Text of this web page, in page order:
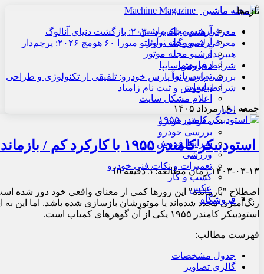
آرشیو مجله ماشین
آرشیو مجله نوآور
آرشیو مجله موتور
درباره ما
تماس با ما
تبلیغات
اعلام مشکل سایت
اخبار
معرفی خودرو
بررسی خودرو
شرایط فروش
ورزشی
تعمیرات و نکات فنی خودرو
کسب و کار
عکس
فروشگاه
تازه‌ها
معرفی هنسی بلک‌برد ۲۰۳۰: بازگشت دنیای آنالوگ
معرفی لامبورگینی روئلتو میورا ۶۰ هومج ۲۰۲۶: پرچم‌دار
هیبریدی
شرایط فروش سایپا
بررسی پارس نوآ پارس خودرو: تلفیقی از تکنولوژی و طراحی
شرایط فروش و ثبت نام زامیاد
جمعه , ۱۶ مرداد ۱۴۰۵
استودبیکر کامندر ۱۹۵۵ با کارکرد کم / بازمانده‌ای خیره‌کننده
۱۴۰۳-۰۳-۱۳زمان مطالعه: 3 دقیقه 10
اصطلاح "بازمانده" این روزها کمی از معنای واقعی خود دور
رنگ‌آمیزی مجدد شده‌اند یا موتورشان بازسازی شده باشد. اما این
استودبیکر کامندر ۱۹۵۵ یکی از آن گوهرهای کمیاب است.
فهرست مطالب:
جدول مشخصات
گالری تصاویر